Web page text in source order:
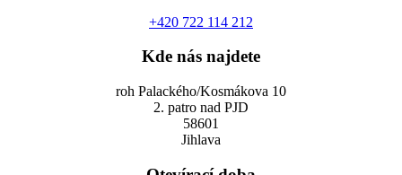
+420 722 114 212
Kde nás najdete
roh Palackého/Kosmákova 10
2. patro nad PJD
58601
Jihlava